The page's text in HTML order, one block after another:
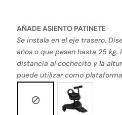
AÑADE ASIENTO PATINETE
Se instala en el eje trasero.
años o que pesen hasta 25 kg.
distancia al cochecito y la
puede utilizar como